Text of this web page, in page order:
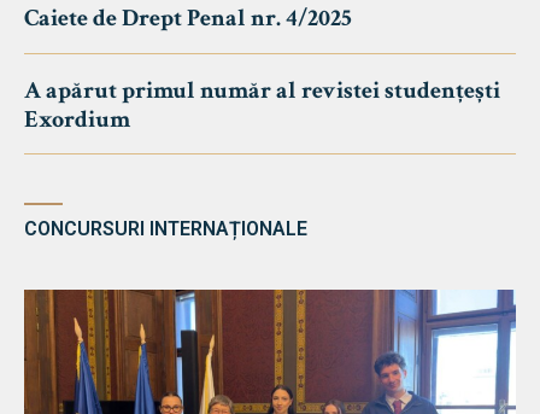
Caiete de Drept Penal nr. 4/2025
A apărut primul număr al revistei studențești
Exordium
CONCURSURI INTERNAȚIONALE